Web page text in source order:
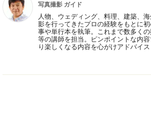
写真撮影 ガイド
人物、ウェディング、料理、建築、
影を行ってきたプロの経験をもとに
事や単行本を執筆。これまで数多く
等の講師を担当。ピンポイントな内
り楽しくなる内容を心がけアドバイス